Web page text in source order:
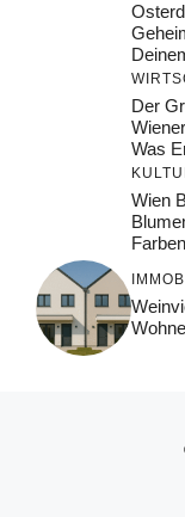
Der
Was
Wien